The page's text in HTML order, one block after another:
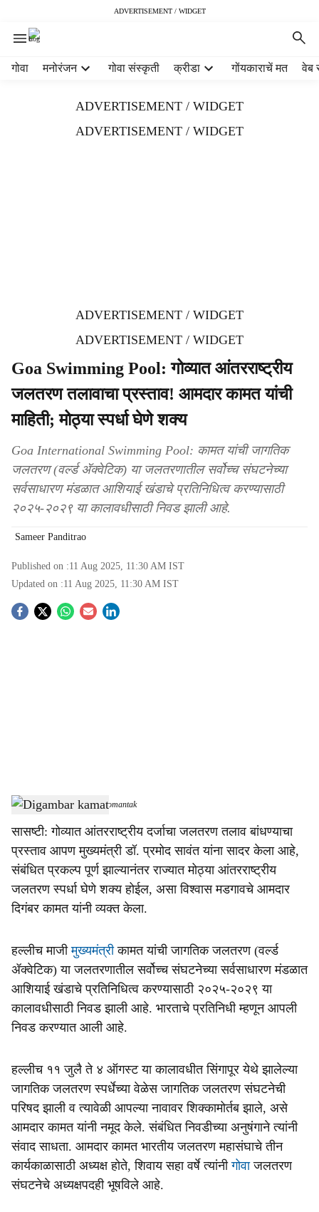
ADVERTISEMENT / WIDGET
गोवा मनोरंजन गोवा संस्कृती क्रीडा गोंयकाराचें मत वेब
ADVERTISEMENT / WIDGET
ADVERTISEMENT / WIDGET
ADVERTISEMENT / WIDGET
ADVERTISEMENT / WIDGET
Goa Swimming Pool: गोव्यात आंतरराष्ट्रीय
जलतरण तलावाचा प्रस्ताव! आमदार कामत यांची
माहिती; मोठ्या स्पर्धा घेणे शक्य
Goa International Swimming Pool: कामत यांची जागतिक
जलतरण (वर्ल्ड ॲक्वेटिक) या जलतरणातील सर्वोच्च संघटनेच्या
सर्वसाधारण मंडळात आशियाई खंडाचे प्रतिनिधित्व करण्यासाठी
२०२५-२०२९ या कालावधीसाठी निवड झाली आहे.
Sameer Panditrao
Published on :11 Aug 2025, 11:30 AM IST
Updated on :11 Aug 2025, 11:30 AM IST
S
a
r
e
Digambar kamat- Dainik Gomantak
सासष्टी: गोव्यात आंतरराष्ट्रीय दर्जाचा जलतरण तलाव बांधण्याचा
प्रस्ताव आपण मुख्यमंत्री डॉ. प्रमोद सावंत यांना सादर केला आहे,
संबंधित प्रकल्प पूर्ण झाल्यानंतर राज्यात मोठ्या आंतरराष्ट्रीय
जलतरण स्पर्धा घेणे शक्य होईल, असा विश्वास मडगावचे आमदार
दिगंबर कामत यांनी व्यक्त केला.
हल्लीच माजीमुख्यमंत्रीकामत यांची जागतिक जलतरण (वर्ल्ड
ॲक्वेटिक) या जलतरणातील सर्वोच्च संघटनेच्या सर्वसाधारण मंडळात
आशियाई खंडाचे प्रतिनिधित्व करण्यासाठी २०२५-२०२९ या
कालावधीसाठी निवड झाली आहे. भारताचे प्रतिनिधी म्हणून आपली
निवड करण्यात आली आहे.
हल्लीच ११ जुलै ते ४ ऑगस्ट या कालावधीत सिंगापूर येथे झालेल्या
जागतिक जलतरण स्पर्धेच्या वेळेस जागतिक जलतरण संघटनेची
परिषद झाली व त्यावेळी आपल्या नावावर शिक्कामोर्तब झाले, असे
आमदार कामत यांनी नमूद केले. संबंधित निवडीच्या अनुषंगाने त्यांनी
संवाद साधता. आमदार कामत भारतीय जलतरण महासंघाचे तीन
कार्यकाळासाठी अध्यक्ष होते, शिवाय सहा वर्षे त्यांनीगोवाजलतरण
संघटनेचे अध्यक्षपदही भूषविले आहे.